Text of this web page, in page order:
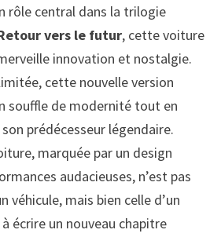
rôle central dans la trilogie
vers le futur, cette voiture
innovation et nostalgie.
cette nouvelle version
souffle de modernité tout en
prédécesseur légendaire.
marquée par un design
audacieuses, n’est pas
véhicule, mais bien celle d’un
écrire un nouveau chapitre